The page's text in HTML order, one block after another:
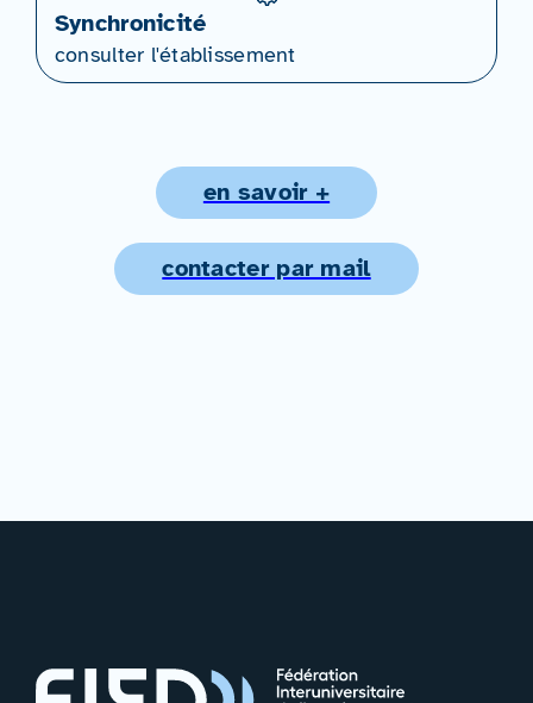
Synchronicité
consulter l'établissement
en savoir +
contacter par mail